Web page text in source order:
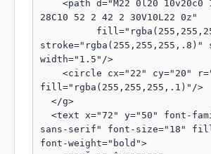
28C10 52 2 42 2 30V10L22 0z"
stroke="rgba(255,255,255,.8)"
width="1.5"/>
fill="rgba(255,255,255,.1)"/>
sans-serif" font-size="18"
font-weight="bold">